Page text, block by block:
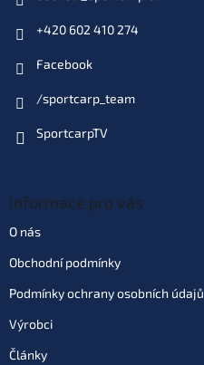
+420 602 410 274
Facebook
/sportcarp_team
SportcarpTV
Informace pro vás
O nás
Obchodní podmínky
Podmínky ochrany osobních údajů
Výrobci
Články